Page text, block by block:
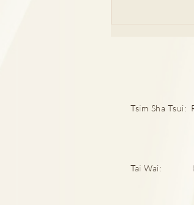
悔！肩頸痛
Tsim Sha Tsui:
Tai Wai: Rm